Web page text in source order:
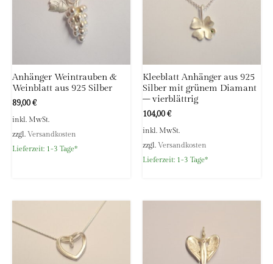
Anhänger Weintrauben &
Weinblatt aus 925 Silber
89,00€
inkl. MwSt.
zzgl. Versandkosten
Lieferzeit: 1-3 Tage*
Kleeblatt Anhänger aus 925
Silber mit grünem Diamant
– vierblättrig
104,00€
inkl. MwSt.
zzgl. Versandkosten
Lieferzeit: 1-3 Tage*